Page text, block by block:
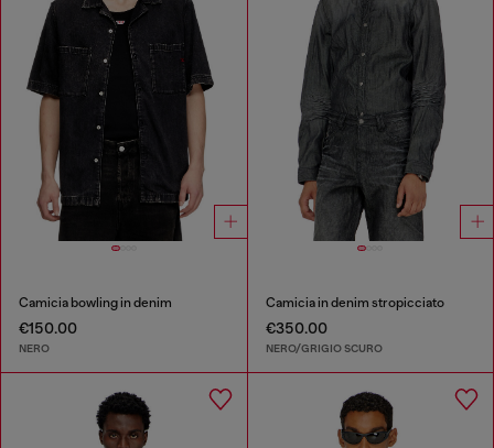
Camicia bowling in denim
€150.00
NERO
Camicia in denim stropicciato
€350.00
NERO/GRIGIO SCURO